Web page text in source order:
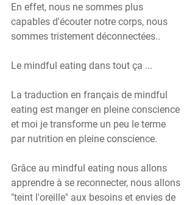
En effet, nous ne sommes plus
capables d'écouter notre corps, nous
sommes tristement déconnectées..
Le mindful eating dans tout ça ...
La traduction en français de mindful
eating est manger en pleine conscience
et moi je transforme un peu le terme
par nutrition en pleine conscience.
Grâce au mindful eating nous allons
apprendre à se reconnecter, nous allons
"teint l'oreille" aux besoins et envies de